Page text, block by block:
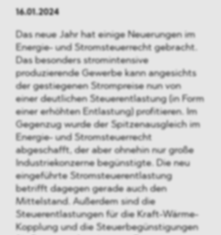
16.01.2024
Das neue Jahr hat einige Neuerungen im
Energie- und Stromsteuerrecht gebracht.
Das besonders stromintensive
produzierende Gewerbe kann angesichts
der gestiegenen Strompreise nun von
einer deutlichen Steuerentlastung (in Form
einer erhöhten Entlastung) profitieren. Im
Gegenzug wurde der Spitzenausgleich im
Energie- und Stromsteuerrecht
abgeschafft, der aber ohnehin nur große
Industriekonzerne begünstigte. Die neu
eingeführte Stromsteuerentlastung
betrifft dagegen gerade auch den
Mittelstand. Außerdem sind die
Steuerentlastungen für die Kraft-Wärme-
Kopplung und die Steuerbegünstigungen